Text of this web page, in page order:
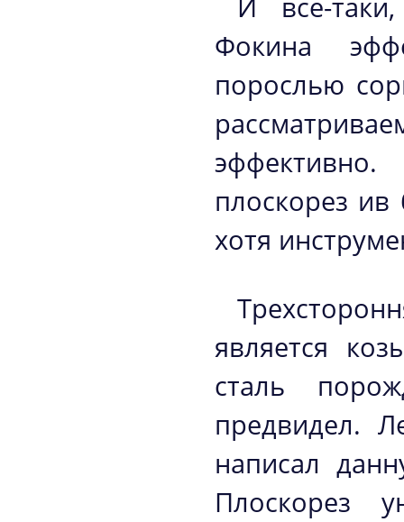
И все-
Фокина
порослью
плоскорез
хотя
является
сталь
предвидел.
написал
Плоскорез